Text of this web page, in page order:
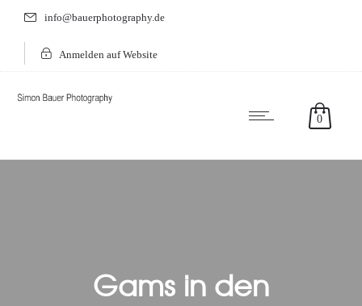
info@bauerphotography.de
Anmelden auf Website
0
Gams in den